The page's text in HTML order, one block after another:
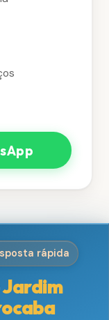
rápida
Jardim